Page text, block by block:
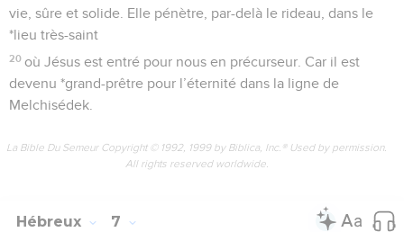
vie, sûre et solide. Elle pénètre, par-delà le rideau, dans le
*lieu très-saint
20 où Jésus est entré pour nous en précurseur. Car il est
devenu *grand-prêtre pour l’éternité dans la ligne de
Melchisédek.
La Bible Du Semeur Copyright © 1992, 1999 by Biblica, Inc.® Used by permission.
All rights reserved worldwide.
Hébreux 7